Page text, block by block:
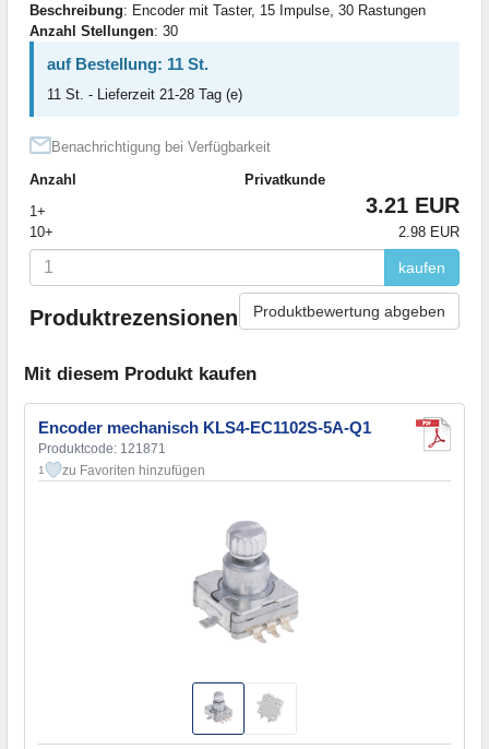
Beschreibung: Encoder mit Taster, 15 Impulse, 30 Rastungen
Anzahl Stellungen: 30
auf Bestellung: 11 St.
11 St. - Lieferzeit 21-28 Tag (e)
Benachrichtigung bei Verfügbarkeit
Anzahl
Privatkunde
1+
3.21 EUR
10+ 2.98 EUR
kaufen
Produktrezensionen Produktbewertung abgeben
Mit diesem Produkt kaufen
Encoder mechanisch KLS4-EC1102S-5A-Q1
Produktcode: 121871
1 zu Favoriten hinzufügen